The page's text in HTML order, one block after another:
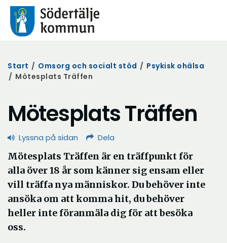
Start / Omsorg och socialt stöd / Psykisk ohälsa
/ Mötesplats Träffen
Mötesplats Träffen
Lyssna på sidan Dela
Mötesplats Träffen är en träffpunkt för
alla över 18 år som känner sig ensam eller
vill träffa nya människor. Du behöver inte
ansöka om att komma hit, du behöver
heller inte föranmäla dig för att besöka
oss.